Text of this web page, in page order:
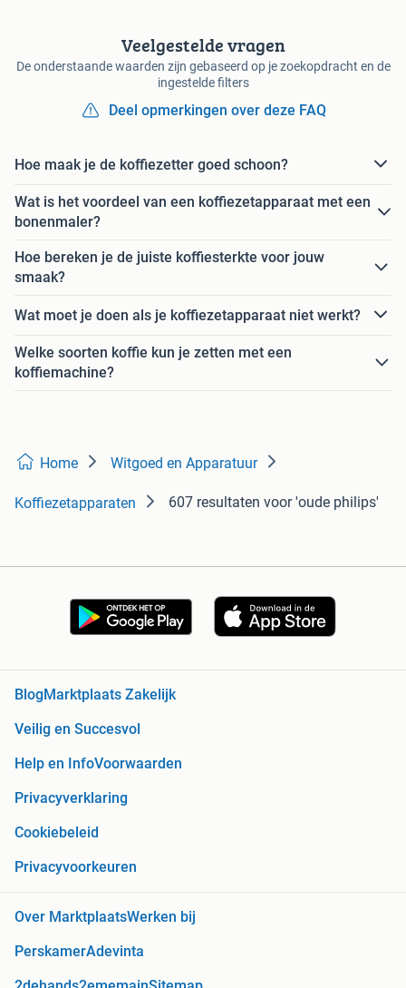
Veelgestelde vragen
De onderstaande waarden zijn gebaseerd op je zoekopdracht en de
ingestelde filters
Deel opmerkingen over deze FAQ
Hoe maak je de koffiezetter goed schoon?
Wat is het voordeel van een koffiezetapparaat met een
bonenmaler?
Hoe bereken je de juiste koffiesterkte voor jouw
smaak?
Wat moet je doen als je koffiezetapparaat niet werkt?
Welke soorten koffie kun je zetten met een
koffiemachine?
Home Witgoed en Apparatuur
Koffiezetapparaten 607 resultaten voor 'oude philips'
BlogMarktplaats Zakelijk
Veilig en Succesvol
Help en InfoVoorwaarden
Privacyverklaring
Cookiebeleid
Privacyvoorkeuren
Over MarktplaatsWerken bij
PerskamerAdevinta